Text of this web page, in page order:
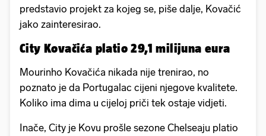
predstavio projekt za kojeg se, piše dalje, Kovačić
jako zainteresirao.
City Kovačića platio 29,1 milijuna eura
Mourinho Kovačića nikada nije trenirao, no
poznato je da Portugalac cijeni njegove kvalitete.
Koliko ima dima u cijeloj priči tek ostaje vidjeti.
Inače, City je Kovu prošle sezone Chelseaju platio